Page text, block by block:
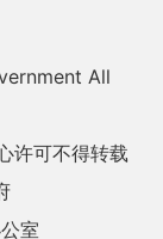
All
许可不得转载
室